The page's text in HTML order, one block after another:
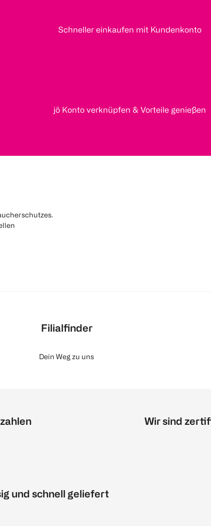
Schneller einkaufen mit Kundenkonto
jö Konto verknüpfen & Vorteile genießen
Filialfinder
Dein Weg zu uns
und schnell geliefert
Wir sind